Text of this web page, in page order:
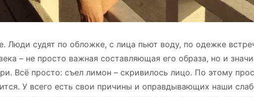
Люди судят по обложке, с лица пьют воду, по одежке
– не просто важная составляющая его образа, но и
Всё просто: съел лимон – скривилось лицо. По этому
У всего есть свои причины и оправдывающих наши